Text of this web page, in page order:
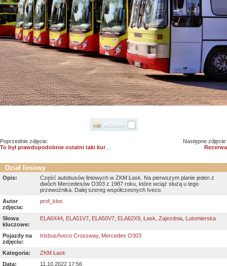
Poprzednie zdjęcie:
To był prawdopodobnie ostatni taki kurs linii "D" do Pabianic
Następne zdjęcie:
Rezerwa
Dział liniowy
Opis:
Część autobusów liniowych w ZKM Łask. Na pierwszym planie jeden z
dwóch Mercedesów O303 z 1987 roku, które wciąż służą u tego
przewoźnika. Dalej szereg współczesnych Iveco.
Autor
zdjęcia:
prof_klos
Słowa
kluczowe:
ELA6X44 ELA51V7 ELA50V7 ELA62X9 Łask Zajezdnia Lutomierska
Pojazdy na
zdjęciu:
Irisbus/Iveco Crossway, Mercedes O303
Kategoria:
ZKM Łask
Data:
11.10.2022 17:56